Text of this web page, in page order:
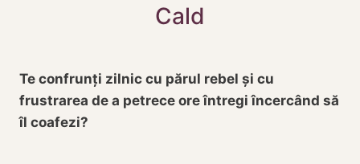
Cald
Te confrunți zilnic cu părul rebel și cu
frustrarea de a petrece ore întregi încercând să
îl coafezi?